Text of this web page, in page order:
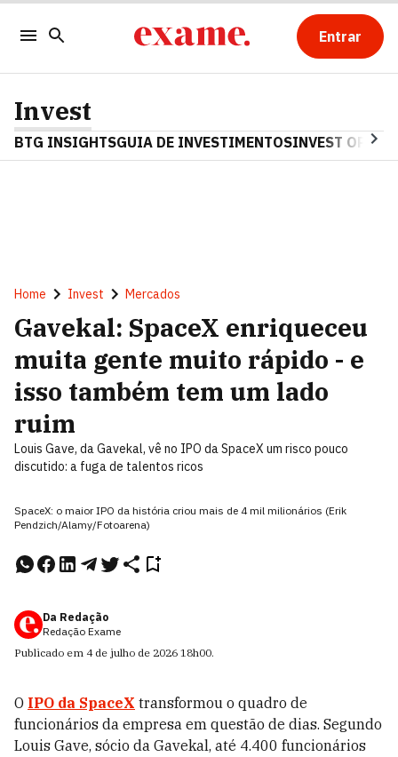
Entrar
Invest
BTG INSIGHTSGUIA DE INVESTIMENTOSINVEST OPINA
Home Invest Mercados
Gavekal: SpaceX enriqueceu
muita gente muito rápido - e
isso também tem um lado
ruim
Louis Gave, da Gavekal, vê no IPO da SpaceX um risco pouco
discutido: a fuga de talentos ricos
SpaceX: o maior IPO da história criou mais de 4 mil milionários (Erik
Pendzich/Alamy/Fotoarena)
Da Redação
Redação Exame
Publicado em 4 de julho de 2026 18h00.
O IPO da SpaceX transformou o quadro de
funcionários da empresa em questão de dias. Segundo
Louis Gave, sócio da Gavekal, até 4.400 funcionários